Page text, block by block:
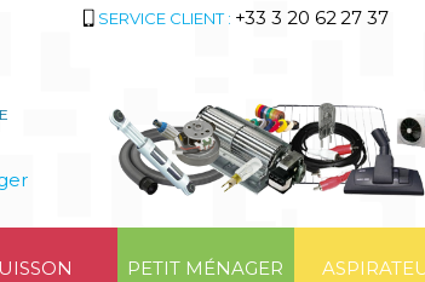
SERVICE CLIENT : +33 3 20 62 27 37
PETIT MÉNAGER